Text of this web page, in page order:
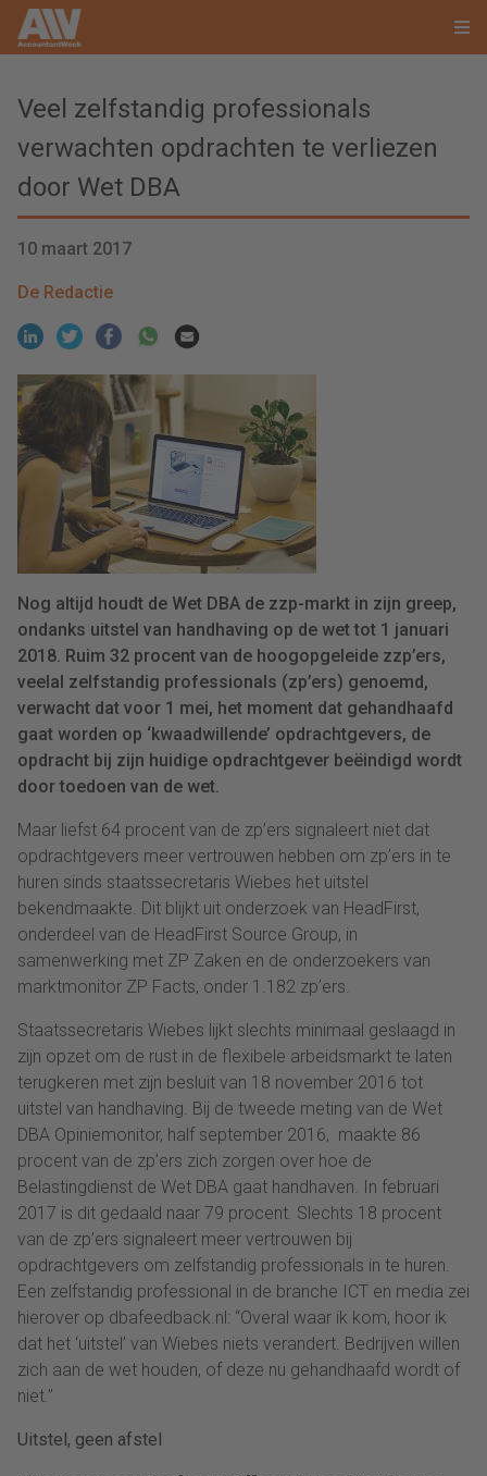
Veel zelfstandig professionals
verwachten opdrachten te verliezen
door Wet DBA
10 maart 2017
De Redactie
Nog altijd houdt de Wet DBA de zzp-markt in zijn greep,
ondanks uitstel van handhaving op de wet tot 1 januari
2018. Ruim 32 procent van de hoogopgeleide zzp’ers,
veelal zelfstandig professionals (zp’ers) genoemd,
verwacht dat voor 1 mei, het moment dat gehandhaafd
gaat worden op ‘kwaadwillende’ opdrachtgevers, de
opdracht bij zijn huidige opdrachtgever beëindigd wordt
door toedoen van de wet.
Maar liefst 64 procent van de zp’ers signaleert niet dat
opdrachtgevers meer vertrouwen hebben om zp’ers in te
huren sinds staatssecretaris Wiebes het uitstel
bekendmaakte. Dit blijkt uit onderzoek van HeadFirst,
onderdeel van de HeadFirst Source Group, in
samenwerking met ZP Zaken en de onderzoekers van
marktmonitor ZP Facts, onder 1.182 zp’ers.
Staatssecretaris Wiebes lijkt slechts minimaal geslaagd in
zijn opzet om de rust in de flexibele arbeidsmarkt te laten
terugkeren met zijn besluit van 18 november 2016 tot
uitstel van handhaving. Bij de tweede meting van de Wet
DBA Opiniemonitor, half september 2016, maakte 86
procent van de zp’ers zich zorgen over hoe de
Belastingdienst de Wet DBA gaat handhaven. In februari
2017 is dit gedaald naar 79 procent. Slechts 18 procent
van de zp’ers signaleert meer vertrouwen bij
opdrachtgevers om zelfstandig professionals in te huren.
Een zelfstandig professional in de branche ICT en media zei
hierover op dbafeedback.nl: “Overal waar ik kom, hoor ik
dat het ‘uitstel’ van Wiebes niets verandert. Bedrijven willen
zich aan de wet houden, of deze nu gehandhaafd wordt of
niet.”
Uitstel, geen afstel